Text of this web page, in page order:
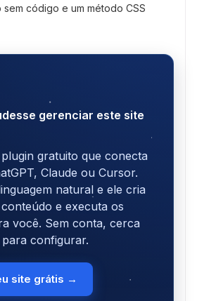
código e um método CSS
gerenciar este site
gratuito que conecta
Claude ou Cursor.
natural e ele cria
e executa os
você. Sem conta, cerca
configurar.
site grátis →